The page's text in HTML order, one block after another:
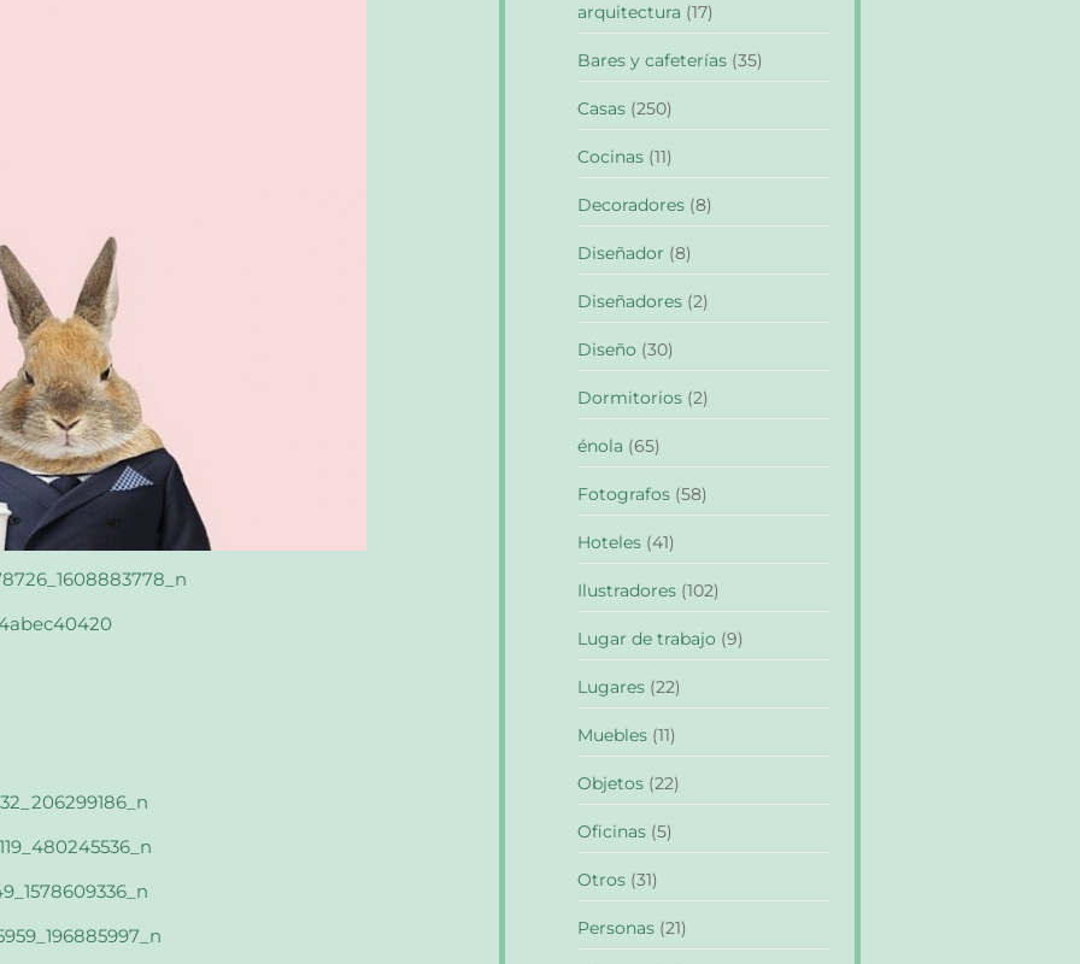
arquitectura (17)
Bares y cafeterías (35)
Casas (250)
Cocinas (11)
Decoradores (8)
Diseñador (8)
Diseñadores (2)
Diseño (30)
Dormitorios (2)
énola (65)
Fotografos (58)
Hoteles (41)
Ilustradores (102)
Lugar de trabajo (9)
Lugares (22)
Muebles (11)
Objetos (22)
Oficinas (5)
Otros (31)
Personas (21)